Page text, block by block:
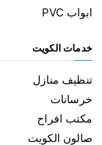
ابواب PVC
خدمات الكويت
تنظيف منازل
خرسانات
مكتب افراح
صالون الكويت